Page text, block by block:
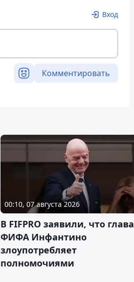
Вход
Комментировать
00:10, 07 августа 2026
В FIFPRO заявили, что глава
ФИФА Инфантино
злоупотребляет
полномочиями